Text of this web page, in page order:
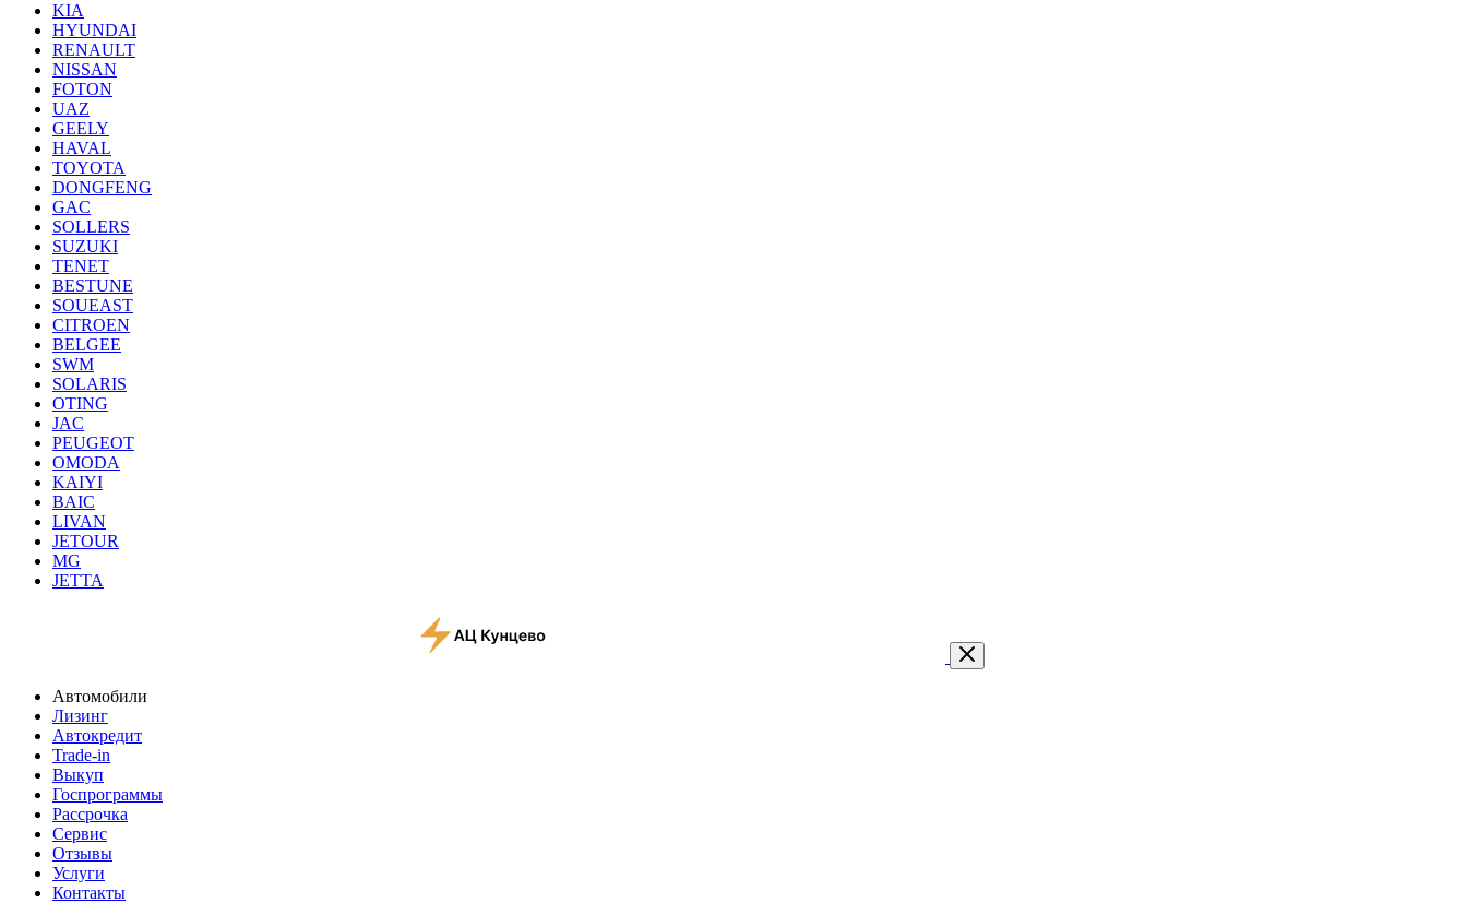
KIA
HYUNDAI
RENAULT
NISSAN
FOTON
UAZ
GEELY
HAVAL
TOYOTA
DONGFENG
GAC
SOLLERS
SUZUKI
TENET
BESTUNE
SOUEAST
CITROEN
BELGEE
SWM
SOLARIS
OTING
JAC
PEUGEOT
OMODA
KAIYI
BAIC
LIVAN
JETOUR
MG
JETTA
Автомобили
Лизинг
Автокредит
Trade-in
Выкуп
Госпрограммы
Рассрочка
Сервис
Отзывы
Услуги
Контакты